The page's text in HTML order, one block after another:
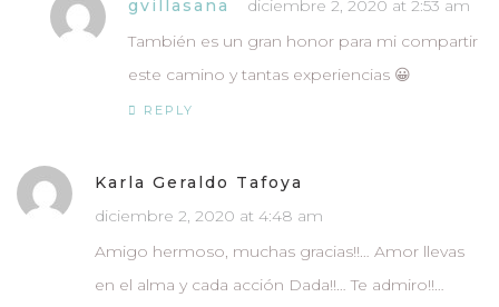
gvillasana
diciembre 2, 2020 at 2:53 am
También es un gran honor para mi compartir
este camino y tantas experiencias 😀
REPLY
Karla Geraldo Tafoya
diciembre 2, 2020 at 4:48 am
Amigo hermoso, muchas gracias!!… Amor llevas
en el alma y cada acción Dada!!… Te admiro!!…